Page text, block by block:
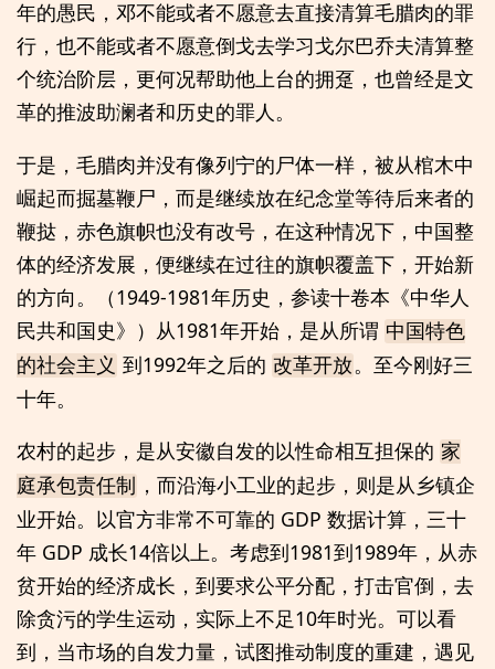
年的愚民，邓不能或者不愿意去直接清算毛腊肉的罪
行，也不能或者不愿意倒戈去学习戈尔巴乔夫清算整
个统治阶层，更何况帮助他上台的拥趸，也曾经是文
革的推波助澜者和历史的罪人。
于是，毛腊肉并没有像列宁的尸体一样，被从棺木中
崛起而掘墓鞭尸，而是继续放在纪念堂等待后来者的
鞭挞，赤色旗帜也没有改号，在这种情况下，中国整
体的经济发展，便继续在过往的旗帜覆盖下，开始新
的方向。（1949-1981年历史，参读十卷本《中华人
民共和国史》）从1981年开始，是从所谓 中国特色
的社会主义 到1992年之后的 改革开放 。至今刚好三
十年。
农村的起步，是从安徽自发的以性命相互担保的 家
庭承包责任制
，而沿海小工业的起步，则是从乡镇企
业开始。以官方非常不可靠的 GDP 数据计算，三十
年 GDP 成长14倍以上。考虑到1981到1989年，从赤
贫开始的经济成长，到要求公平分配，打击官倒，去
除贪污的学生运动，实际上不足10年时光。可以看
到，当市场的自发力量，试图推动制度的重建，遇见